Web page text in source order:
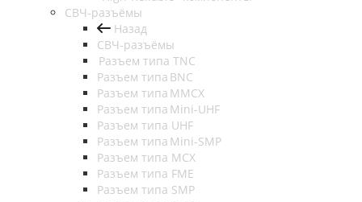
СВЧ-разъёмы
Назад
СВЧ-разъёмы
Разъем типа TNC
Разъем типа BNC
Разъем типа MMCX
Разъем типа Mini-UHF
Разъем типа UHF
Разъем типа Mini-SMP
Разъем типа MCX
Разъем типа FME
Разъем типа SMP